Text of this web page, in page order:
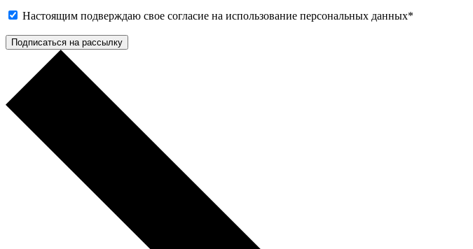
Настоящим подверждаю свое согласие на использование персональных данных*
Подписаться на рассылку